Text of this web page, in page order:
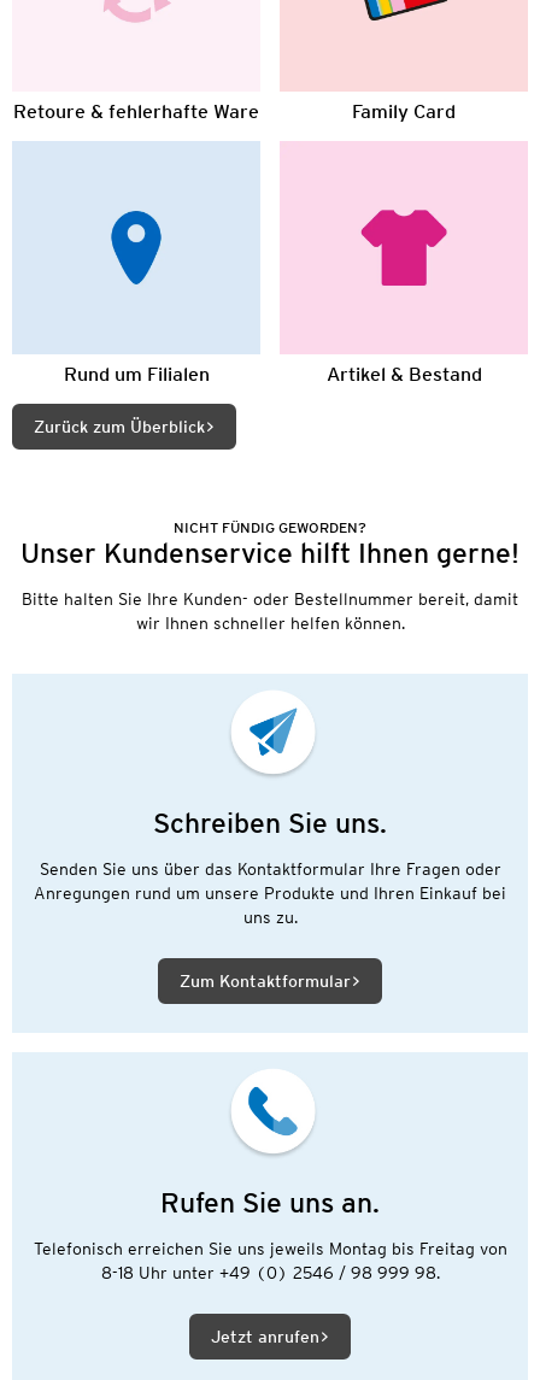
Retoure & fehlerhafte Ware Family Card
Rund um Filialen Artikel & Bestand
Zurück zum Überblick
NICHT FÜNDIG GEWORDEN?
Unser Kundenservice hilft Ihnen gerne!
Bitte halten Sie Ihre Kunden- oder Bestellnummer bereit, damit
wir Ihnen schneller helfen können.
Schreiben Sie uns.
Senden Sie uns über das Kontaktformular Ihre Fragen oder
Anregungen rund um unsere Produkte und Ihren Einkauf bei
uns zu.
Zum Kontaktformular
Rufen Sie uns an.
Telefonisch erreichen Sie uns jeweils Montag bis Freitag von
8-18 Uhr unter +49 (0) 2546 / 98 999 98.
Jetzt anrufen